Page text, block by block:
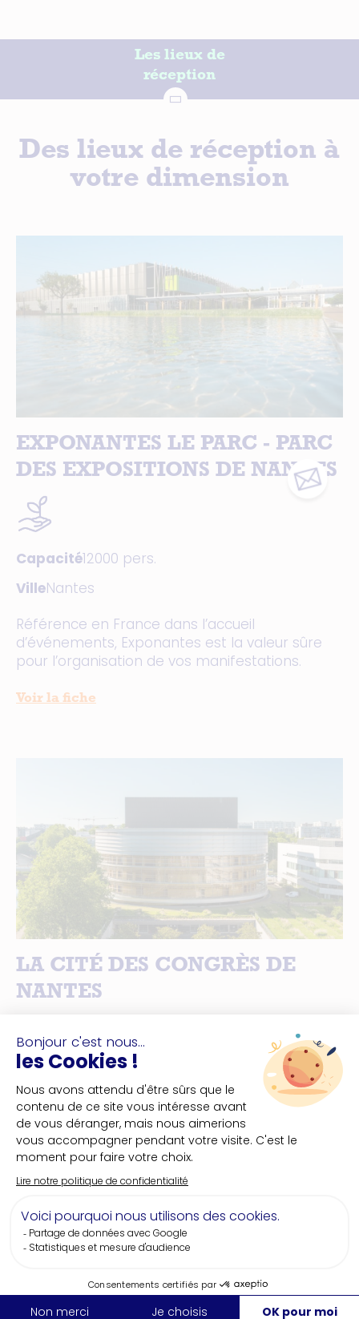
Les lieux de
réception
Des lieux de réception à
votre dimension
EXPONANTES LE PARC - PARC
DES EXPOSITIONS DE NANTES
Capacité12000 pers.
VilleNantes
Référence en France dans l’accueil
d’événements, Exponantes est la valeur sûre
pour l’organisation de vos manifestations.
Voir la fiche
LA CITÉ DES CONGRÈS DE
NANTES
4000 pers.
VilleNantes
Située en plein cœur de Nantes et face à la
gare TGV, La Cité des Congrès de Nantes offre
un cadre privilégié répondant à tous types de
Voir la fiche
Nos secteurs